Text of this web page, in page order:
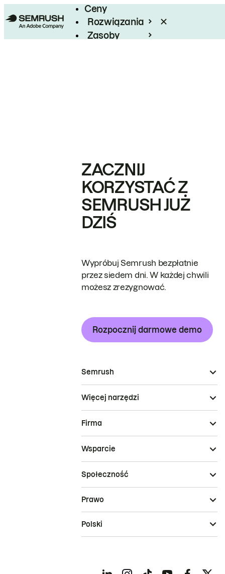
Ceny
Rozwiązania
Zasoby
ZACZNIJ
KORZYSTAĆ Z
SEMRUSH JUŻ
DZIŚ
Wypróbuj Semrush bezpłatnie
przez siedem dni. W każdej chwili
możesz zrezygnować.
Rozpocznij darmowe demo
Semrush
Więcej narzędzi
Firma
Wsparcie
Społeczność
Prawo
Polski